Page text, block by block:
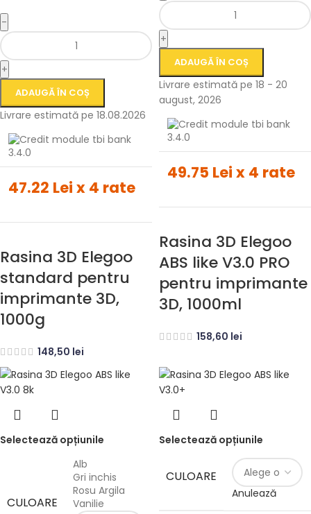
-
+
ADAUGĂ ÎN COȘ
Livrare estimată pe 18.08.2026
47.22 Lei x 4 rate
Rasina 3D Elegoo
standard pentru
imprimante 3D,
1000g
148,50 lei
+
ADAUGĂ ÎN COȘ
Livrare estimată pe 18 - 20
august, 2026
49.75 Lei x 4 rate
Rasina 3D Elegoo
ABS like V3.0 PRO
pentru imprimante
3D, 1000ml
158,60 lei
Selectează opțiunile
CULOARE
Alb
Gri inchis
Rosu Argila
Vanilie
Selectează opțiunile
CULOARE
Anulează